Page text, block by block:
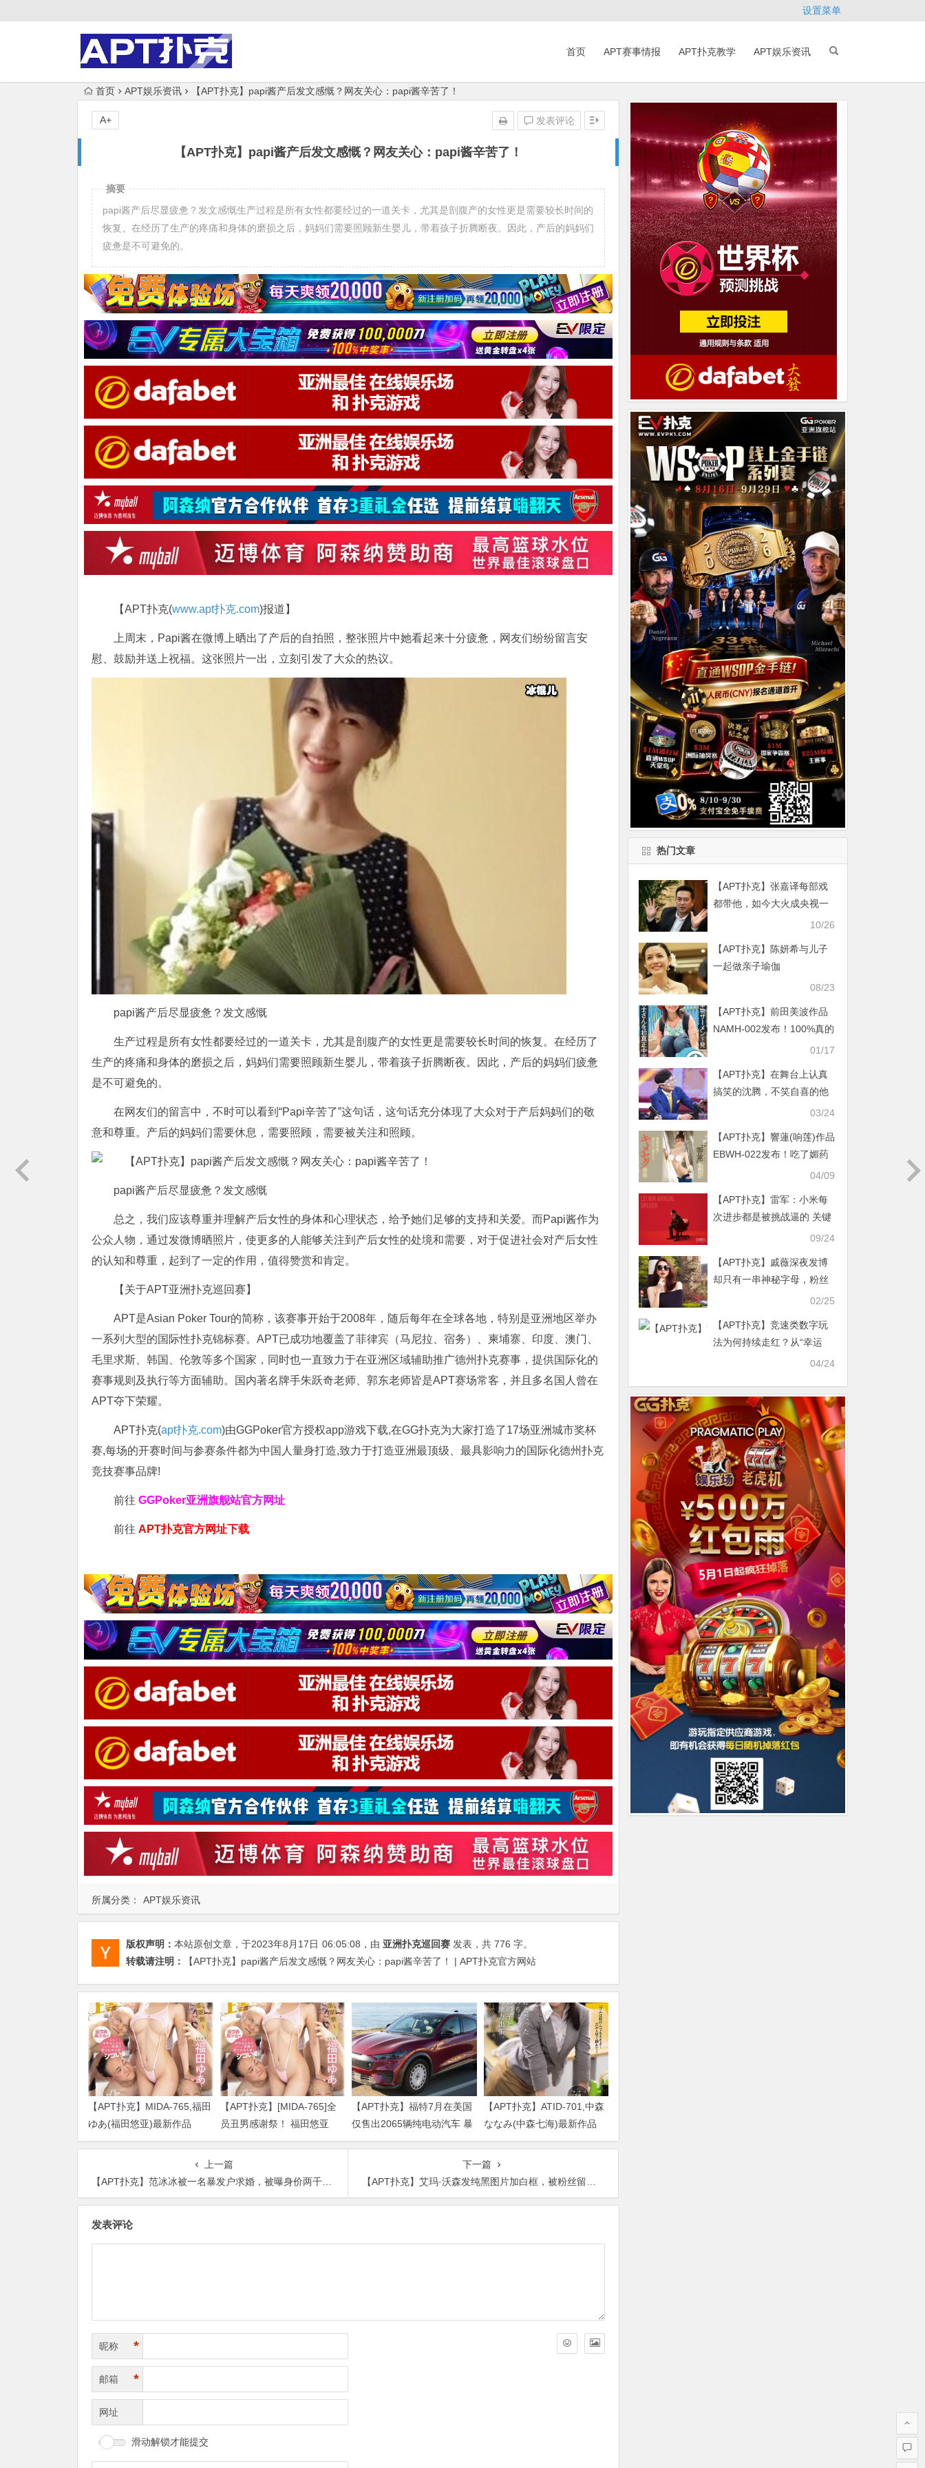
设置菜单
首页 APT赛事情报 APT扑克教学 APT娱乐资讯
首页 APT娱乐资讯 【APT扑克】papi酱产后发文感慨？网友关心：papi酱辛苦了！
【APT扑克】papi酱产后发文感慨？网友关心：papi酱辛苦了！
发表评论
A+
所属分类： APT娱乐资讯
摘要
papi酱产后尽显疲惫？发文感慨生产过程是所有女性都要经过的一道关卡，尤其是剖腹产的女性更是需要较长时间的
恢复。在经历了生产的疼痛和身体的磨损之后，妈妈们需要照顾新生婴儿，带着孩子折腾断夜。因此，产后的妈妈们
疲惫是不可避免的。
【APT扑克(www.apt扑克.com)报道】
上周末，Papi酱在微博上晒出了产后的自拍照，整张照片中她看起来十分疲惫，网友们纷纷留言安
慰、鼓励并送上祝福。这张照片一出，立刻引发了大众的热议。
papi酱产后尽显疲惫？发文感慨
生产过程是所有女性都要经过的一道关卡，尤其是剖腹产的女性更是需要较长时间的恢复。在经历了
生产的疼痛和身体的磨损之后，妈妈们需要照顾新生婴儿，带着孩子折腾断夜。因此，产后的妈妈们疲惫
是不可避免的。
在网友们的留言中，不时可以看到“Papi辛苦了”这句话，这句话充分体现了大众对于产后妈妈们的敬
意和尊重。产后的妈妈们需要休息，需要照顾，需要被关注和照顾。
papi酱产后尽显疲惫？发文感慨
总之，我们应该尊重并理解产后女性的身体和心理状态，给予她们足够的支持和关爱。而Papi酱作为
公众人物，通过发微博晒照片，使更多的人能够关注到产后女性的处境和需要，对于促进社会对产后女性
的认知和尊重，起到了一定的作用，值得赞赏和肯定。
【关于APT亚洲扑克巡回赛】
APT是Asian Poker Tour的简称，该赛事开始于2008年，随后每年在全球各地，特别是亚洲地区举办
一系列大型的国际性扑克锦标赛。APT已成功地覆盖了菲律宾（马尼拉、宿务）、柬埔寨、印度、澳门、
毛里求斯、韩国、伦敦等多个国家，同时也一直致力于在亚洲区域辅助推广德州扑克赛事，提供国际化的
赛事规则及执行等方面辅助。国内著名牌手朱跃奇老师、郭东老师皆是APT赛场常客，并且多名国人曾在
APT夺下荣耀。
APT扑克(apt扑克.com)由GGPoker官方授权app游戏下载,在GG扑克为大家打造了17场亚洲城市奖杯
赛,每场的开赛时间与参赛条件都为中国人量身打造,致力于打造亚洲最顶级、最具影响力的国际化德州扑克
竞技赛事品牌!
前往 GGPoker亚洲旗舰站官方网址
前往 APT扑克官方网址下载
版权声明： 本站原创文章，于2023年8月17日 06:05:08 ，由 亚洲扑克巡回赛 发表，共 776 字。
转载请注明：
【APT扑克】papi酱产后发文感慨？网友关心：papi酱辛苦了！ | APT扑克官方网站
【APT扑克】MIDA-765,福田
ゆあ(福田悠亚)最新作品
2026/09/01发布！
【APT扑克】[MIDA-765]全
员丑男感谢祭！ 福田悠亚
（福田ゆあ）解禁大乱交！
【APT扑克】福特7月在美国
仅售出2065辆纯电动汽车 暴
跌超七成
【APT扑克】ATID-701,中森
ななみ(中森七海)最新作品
2026/09/01发布！
上一篇
【APT扑克】范冰冰被一名暴发户求婚，被曝身价两千万网友吐槽：闹着玩呢
下一篇
【APT扑克】艾玛·沃森发纯黑图片加白框，被粉丝留言抨击是无心还是故意
发表评论
昵称 *
邮箱 *
网址
滑动解锁才能提交
热门文章
【APT扑克】张嘉译每部戏
都带他，如今大火成央视一
10/26
【APT扑克】陈妍希与儿子
一起做亲子瑜伽
08/23
【APT扑克】前田美波作品
NAMH-002发布！100%真的
精子！真正无套抽插中出！
01/17
【APT扑克】在舞台上认真
搞笑的沈腾，不笑自喜的他
03/24
【APT扑克】響蓮(响莲)作品
EBWH-022发布！吃了媚药
威力更强！三冠王在E-Body
04/09
【APT扑克】雷军：小米每
次进步都是被挑战逼的 关键
09/24
【APT扑克】戚薇深夜发博
却只有一串神秘字母，粉丝
02/25
【APT扑克】竞速类数字玩
法为何持续走红？从“幸运
04/24